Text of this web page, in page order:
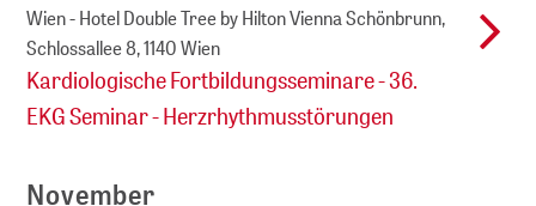
Wien - Hotel Double Tree by Hilton Vienna Schönbrunn,
Schlossallee 8, 1140 Wien
Kardiologische Fortbildungsseminare - 36.
EKG Seminar - Herzrhythmusstörungen
November